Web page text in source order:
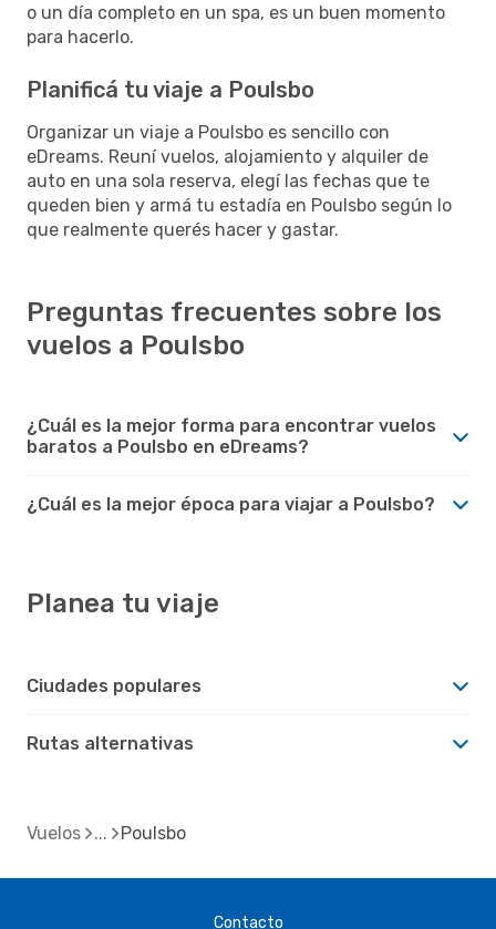
o un día completo en un spa, es un buen momento
para hacerlo.
Planificá tu viaje a Poulsbo
Organizar un viaje a Poulsbo es sencillo con
eDreams. Reuní vuelos, alojamiento y alquiler de
auto en una sola reserva, elegí las fechas que te
queden bien y armá tu estadía en Poulsbo según lo
que realmente querés hacer y gastar.
Preguntas frecuentes sobre los
vuelos a Poulsbo
¿Cuál es la mejor forma para encontrar vuelos
baratos a Poulsbo en eDreams?
¿Cuál es la mejor época para viajar a Poulsbo?
Planea tu viaje
Ciudades populares
Rutas alternativas
Vuelos Poulsbo
Contacto